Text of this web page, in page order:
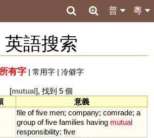
粵
普
英語搜索
所有字| 常用字| 冷僻字
[mutual], 找到 5 個
意義
file of five men; company; comrade; a
group of five families having mutual
responsibility; five